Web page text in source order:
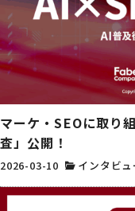
マーケ・SEOに取り
査」公開！
2026-03-10 インタビ